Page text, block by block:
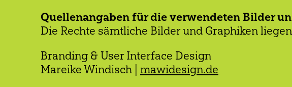
Quellenangaben für die verwendeten Bilder
Die Rechte sämtliche Bilder und Graphiken
Branding & User Interface Design
Mareike Windisch | mawidesign.de